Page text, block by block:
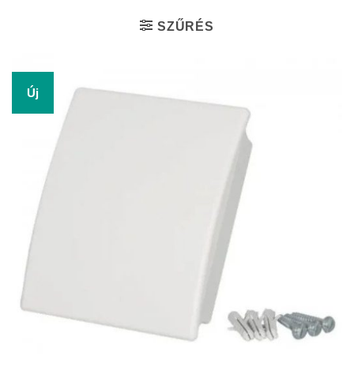
SZŰRÉS
Új